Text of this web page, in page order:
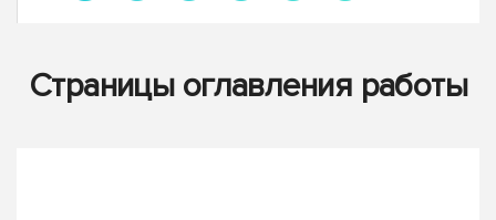
Страницы оглавления работы